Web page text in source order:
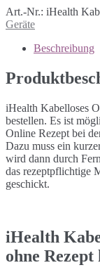
Art.-Nr.: iHealth
Geräte
Beschreibung
iHealth Kabelloses
bestellen. Es ist
Online Rezept bei
Dazu muss ein
wird dann durch
das rezeptpflichtige
geschickt.
iHealth
ohne Rezept